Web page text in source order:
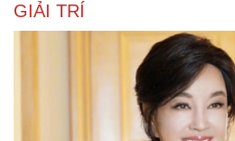
GIẢI TRÍ